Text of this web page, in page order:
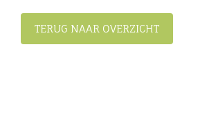
TERUG NAAR OVERZICHT